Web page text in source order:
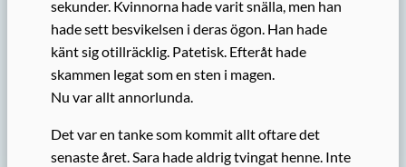
sekunder. Kvinnorna hade varit snälla, men han
hade sett besvikelsen i deras ögon. Han hade
känt sig otillräcklig. Patetisk. Efteråt hade
skammen legat som en sten i magen.
Nu var allt annorlunda.
Det var en tanke som kommit allt oftare det
senaste året. Sara hade aldrig tvingat henne. Inte